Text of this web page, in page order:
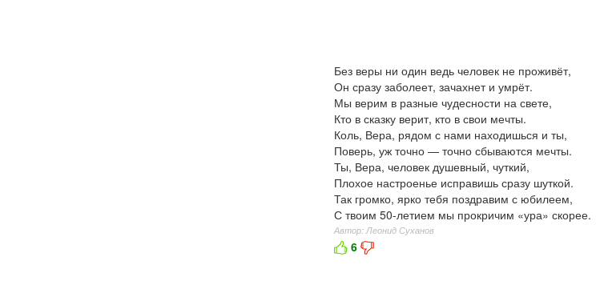
Без веры ни один ведь человек не проживёт,
Он сразу заболеет, зачахнет и умрёт.
Мы верим в разные чудесности на свете,
Кто в сказку верит, кто в свои мечты.
Коль, Вера, рядом с нами находишься и ты,
Поверь, уж точно — точно сбываются мечты.
Ты, Вера, человек душевный, чуткий,
Плохое настроенье исправишь сразу шуткой.
Так громко, ярко тебя поздравим с юбилеем,
С твоим 50-летием мы прокричим «ура» скорее.
Автор: Леонид Суханов
6